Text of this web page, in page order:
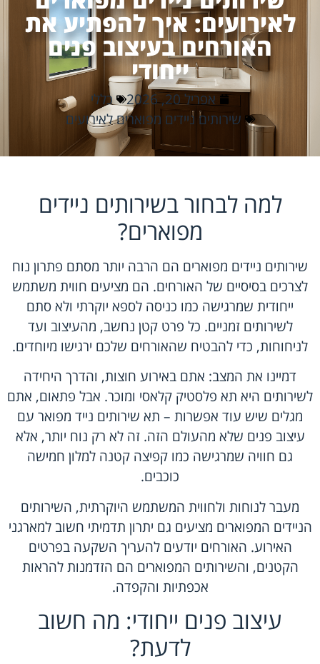
לאירועים: איך להפתיע את
האורחים בעיצוב פנים
ייחודי
אפריל 20, 2026
כללי
שירותים ניידים מפוארים לאירועים
למה לבחור בשירותים ניידים
מפוארים?
שירותים ניידים מפוארים הם הרבה יותר מסתם פתרון נוח
לצרכים בסיסיים של האורחים. הם מציעים חווית משתמש
ייחודית שמרגישה כמו כניסה לספא יוקרתי ולא סתם
לשירותים זמניים. כל פרט קטן נחשב, מהעיצוב ועד
לניחוחות, כדי להבטיח שהאורחים שלכם ירגישו מיוחדים.
דמיינו את המצב: אתם באירוע חוצות, והדרך היחידה
לשירותים היא תא פלסטיק קלאסי ומוכר. אבל פתאום, אתם
מגלים שיש עוד אפשרות – תא שירותים נייד מפואר עם
עיצוב פנים שלא מהעולם הזה. זה לא רק נוח יותר, אלא
גם חוויה שמרגישה כמו קפיצה קטנה למלון חמישה
כוכבים.
מעבר לנוחות ולחווית המשתמש היוקרתית, השירותים
הניידים המפוארים מציעים גם יתרון תדמיתי חשוב למארגני
האירוע. האורחים יודעים להעריך השקעה בפרטים
הקטנים, והשירותים המפוארים הם הזדמנות להראות
אכפתיות והקפדה.
עיצוב פנים ייחודי: מה חשוב
לדעת?